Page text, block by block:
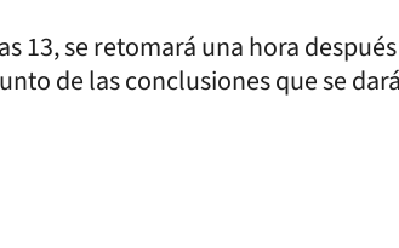
13, se retomará una hora
de las conclusiones que se